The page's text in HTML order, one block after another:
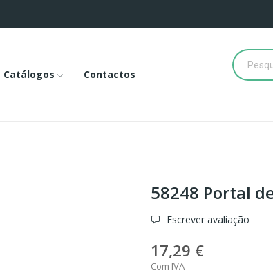
Catálogos Contactos
58248 Portal
Escrever avaliação
17,29 €
Com IVA